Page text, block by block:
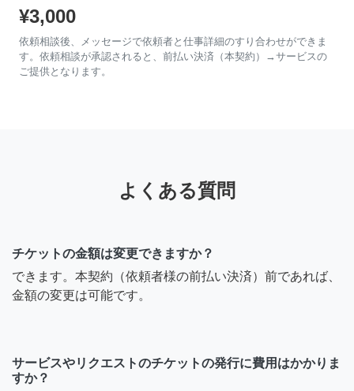
¥3,000
依頼相談後、メッセージで依頼者と仕事詳細のすり合わせができま
す。依頼相談が承認されると、前払い決済（本契約）→サービスの
ご提供となります。
よくある質問
チケットの金額は変更できますか？
できます。本契約（依頼者様の前払い決済）前であれば、
金額の変更は可能です。
サービスやリクエストのチケットの発行に費用はかかりま
すか？